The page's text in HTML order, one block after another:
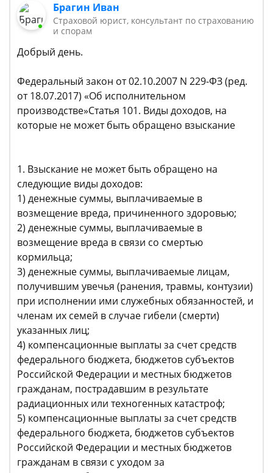
Брагин Иван
Страховой юрист, консультант по страхованию
и спорам
Добрый день.
Федеральный закон от 02.10.2007 N 229-ФЗ (ред.
от 18.07.2017) «Об исполнительном
производстве»Статья 101. Виды доходов, на
которые не может быть обращено взыскание
1. Взыскание не может быть обращено на
следующие виды доходов:
1) денежные суммы, выплачиваемые в
возмещение вреда, причиненного здоровью;
2) денежные суммы, выплачиваемые в
возмещение вреда в связи со смертью
кормильца;
3) денежные суммы, выплачиваемые лицам,
получившим увечья (ранения, травмы, контузии)
при исполнении ими служебных обязанностей, и
членам их семей в случае гибели (смерти)
указанных лиц;
4) компенсационные выплаты за счет средств
федерального бюджета, бюджетов субъектов
Российской Федерации и местных бюджетов
гражданам, пострадавшим в результате
радиационных или техногенных катастроф;
5) компенсационные выплаты за счет средств
федерального бюджета, бюджетов субъектов
Российской Федерации и местных бюджетов
гражданам в связи с уходом за